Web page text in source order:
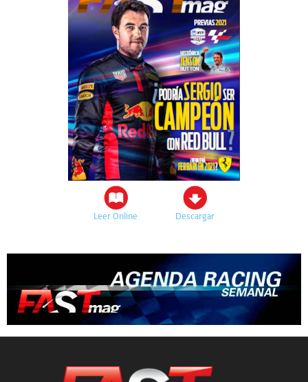
Leer Online Descargar